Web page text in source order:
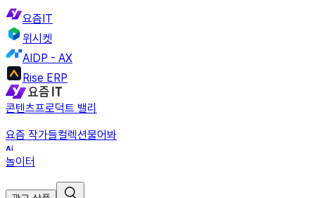
요즘IT
위시켓
AIDP - AX
Rise ERP
콘텐츠프로덕트 밸리
요즘 작가들컬렉션물어봐
놀이터